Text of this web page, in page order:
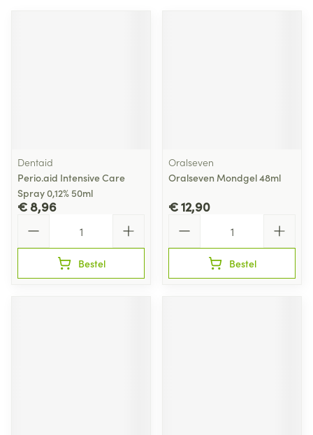
Dentaid
Perio.aid Intensive Care
Spray 0,12% 50ml
€ 8,96
Bestel
Oralseven
Oralseven Mondgel 48ml
€ 12,90
Bestel